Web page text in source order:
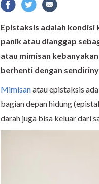
Epistaksis adalah kondisi
panik atau dianggap
atau mimisan
berhenti dengan
Mimisanatau epistaksis
bagian depan hidung
darah juga bisa keluar dari